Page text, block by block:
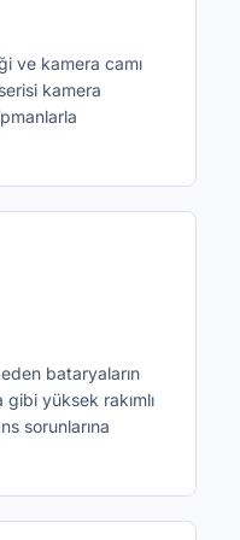
ve kamera camı
kamera
bataryaların
yüksek rakımlı
sorunlarına